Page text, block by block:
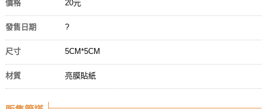
價格 20元
發售日期 ?
尺寸 5CM*5CM
材質 亮膜貼紙